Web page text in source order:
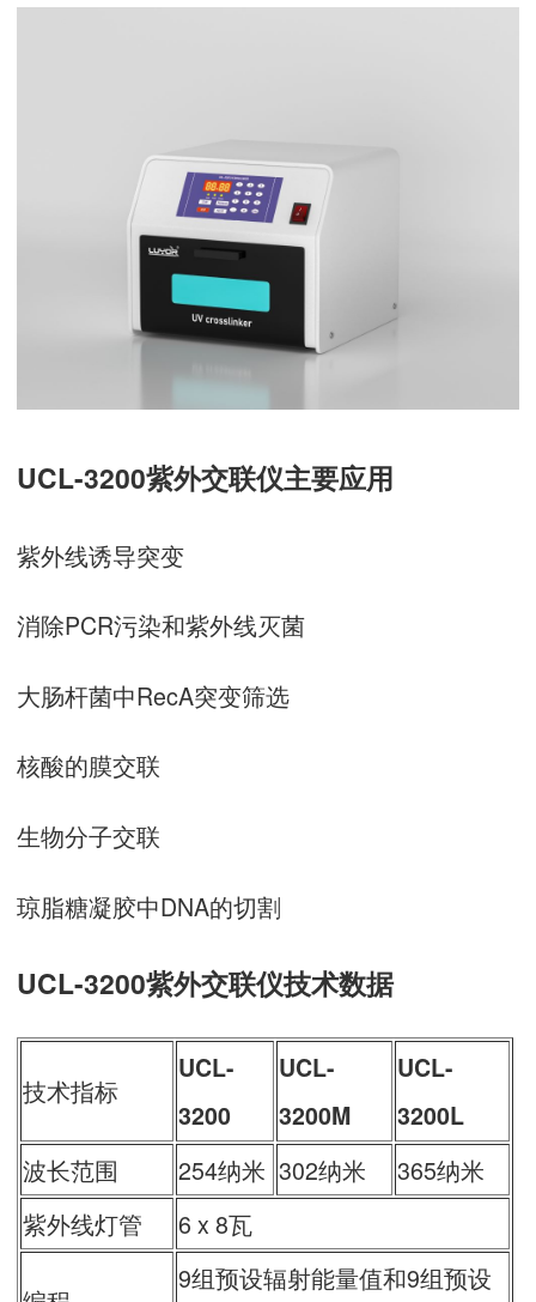
UCL-3200紫外交联仪主要应用
紫外线诱导突变
消除PCR污染和紫外线灭菌
大肠杆菌中RecA突变筛选
核酸的膜交联
生物分子交联
琼脂糖凝胶中DNA的切割
UCL-3200紫外交联仪技术数据
技术指标
UCL-
3200
UCL-
3200M
UCL-
3200L
波长范围 254纳米 302纳米
365纳米
紫外线灯管
6 x 8瓦
9组预设辐射能量值和9组预设